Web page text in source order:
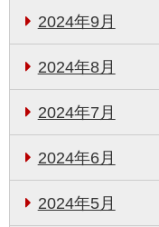
2024年9月
2024年8月
2024年7月
2024年6月
2024年5月